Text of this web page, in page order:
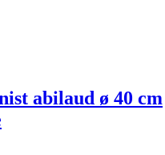
abilaud ø 40 cm